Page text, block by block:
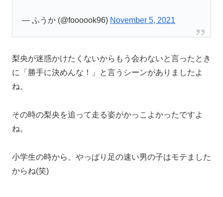
— ふうか (@foooook96) November 5, 2021
梨央が迷惑かけたくないからもう会わないと言ったとき
に「勝手に決めんな！」と言うシーンがありましたよ
ね。
その時の梨央を追って走る姿がかっこよかったですよ
ね。
小学生の時から、やっぱり足の速い男の子はモテました
からね(笑)